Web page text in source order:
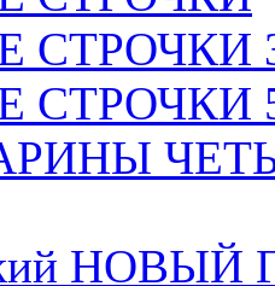
3
5
НОВЫЙ